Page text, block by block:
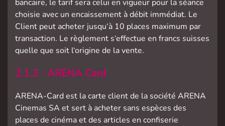
bancaire, le tarif sera celui en vigueur pour la séance
choisie avec un encaissement à débit immédiat. Le
Client peut acheter jusqu‘à 10 places maximum par
transaction. Le règlement s‘effectue en francs suisses
quelle que soit l‘origine de la vente.
2.1.2 - ARENA Card
ARENA-Card est la carte client de la société ARENA
Cinemas SA et sert à acheter sans espèces des
places de cinéma et des articles en confiserie